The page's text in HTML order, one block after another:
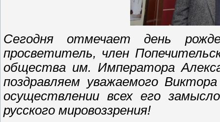
Сегодня отмечает день
просветитель, член
общества им. Императора
поздравляем уважаемого
осуществлении всех его
русского мировоззрения!